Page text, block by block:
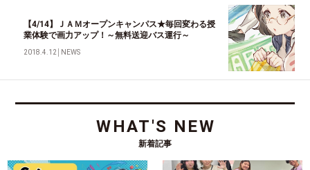
【4/14】ＪＡＭオープンキャンパス★毎回変わる授
業体験で画力アップ！～無料送迎バス運行～
2018.4.12 NEWS
WHAT'S NEW
新着記事